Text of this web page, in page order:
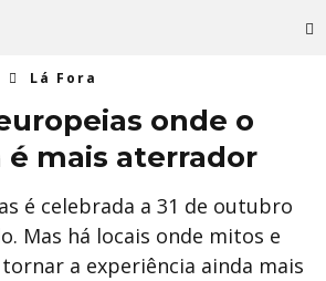
Lá Fora
onde o
é mais aterrador
é celebrada a 31 de outubro
Mas há locais onde mitos e
a experiência ainda mais